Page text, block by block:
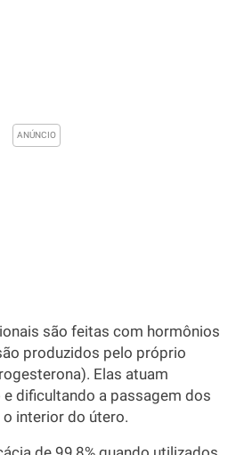
são feitas com hormônios
produzidos pelo próprio
Elas atuam
e dificultando a passagem dos
interior do útero.